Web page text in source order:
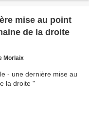
mise au point
de la droite
Morlaix